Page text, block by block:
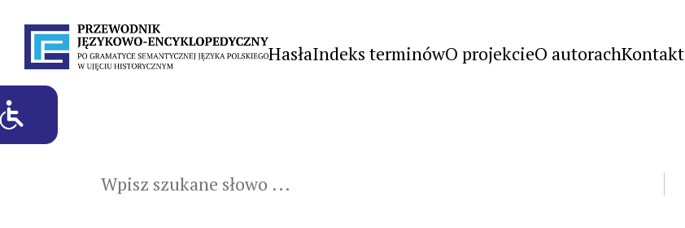
HasłaIndeks terminówO projekcieO autorachKontakt